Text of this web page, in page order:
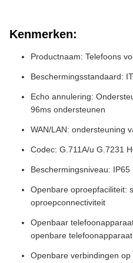
Kenmerken:
Productnaam: Telefoons
Beschermingsstandaard:
Echo annulering:
96ms ondersteunen
WAN/LAN: ondersteuning
Codec: G.711A/u G.7231
Beschermingsniveau: IP65
Openbare oproepfaciliteit:
oproepconnectiviteit
Openbaar
openbare telefoonapparaat
Openbare verbindingen